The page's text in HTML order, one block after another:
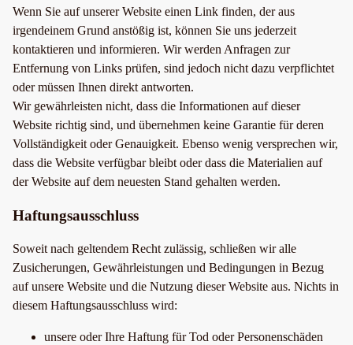
Wenn Sie auf unserer Website einen Link finden, der aus
irgendeinem Grund anstößig ist, können Sie uns jederzeit
kontaktieren und informieren. Wir werden Anfragen zur
Entfernung von Links prüfen, sind jedoch nicht dazu verpflichtet
oder müssen Ihnen direkt antworten.
Wir gewährleisten nicht, dass die Informationen auf dieser
Website richtig sind, und übernehmen keine Garantie für deren
Vollständigkeit oder Genauigkeit. Ebenso wenig versprechen wir,
dass die Website verfügbar bleibt oder dass die Materialien auf
der Website auf dem neuesten Stand gehalten werden.
Haftungsausschluss
Soweit nach geltendem Recht zulässig, schließen wir alle
Zusicherungen, Gewährleistungen und Bedingungen in Bezug
auf unsere Website und die Nutzung dieser Website aus. Nichts in
diesem Haftungsausschluss wird:
unsere oder Ihre Haftung für Tod oder Personenschäden